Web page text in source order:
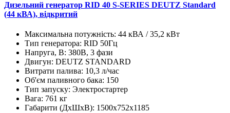
Дизельний генератор RID 40 S-SERIES DEUTZ Standard
(44 кВА), відкритий
Максимальна потужність: 44 кВА / 35,2 кВт
Тип генератора: RID 50Гц
Напруга, В: 380В, 3 фази
Двигун: DEUTZ STANDARD
Витрати палива: 10,3 л/час
Об'єм паливного бака: 150
Тип запуску: Электростартер
Вага: 761 кг
Габарити (ДхШхВ): 1500x752x1185